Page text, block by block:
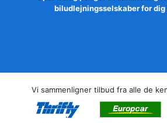
biludlejningsselskaber for dig
Vi sammenligner tilbud fra alle de